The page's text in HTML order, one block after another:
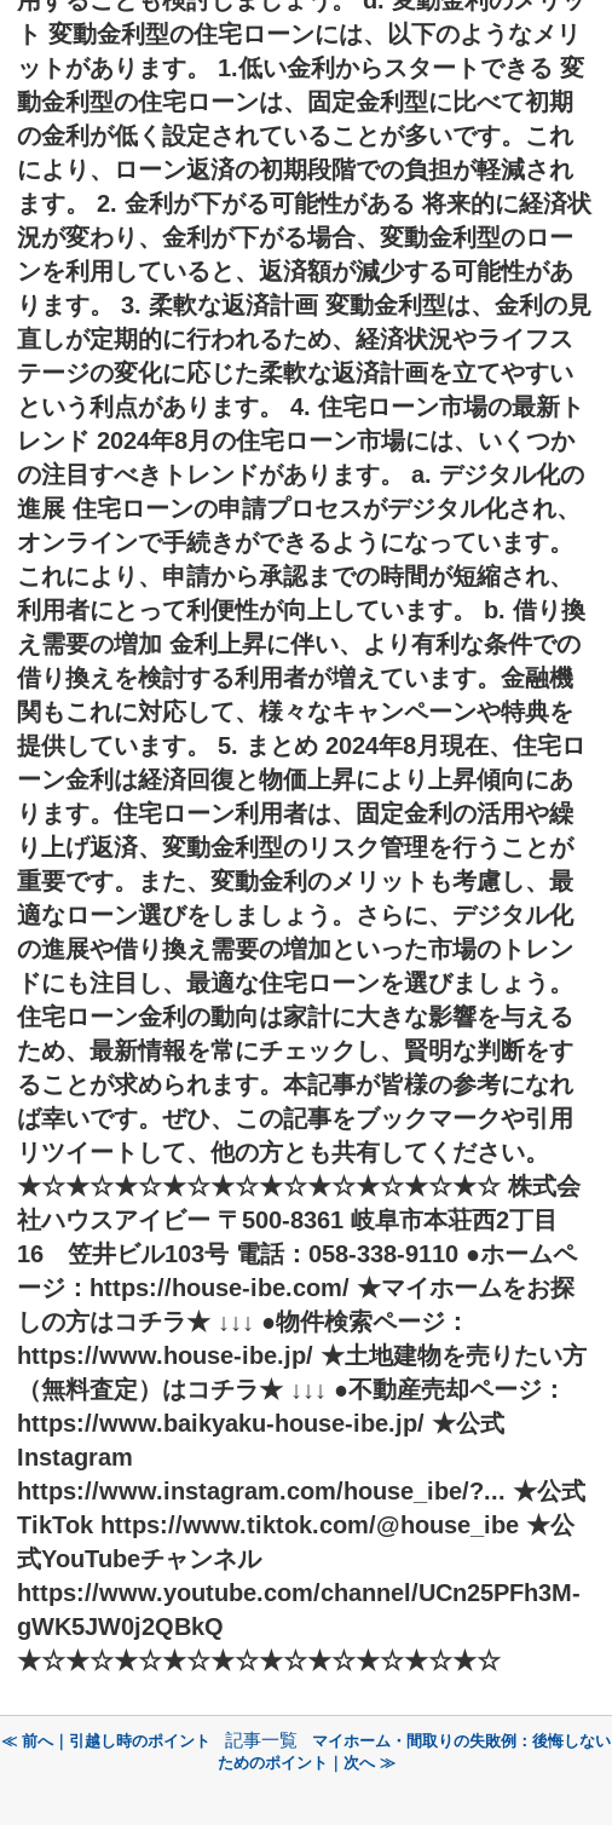
ト 変動金利型の住宅ローンには、以下のようなメリ
ットがあります。 1.低い金利からスタートできる 変
動金利型の住宅ローンは、固定金利型に比べて初期
の金利が低く設定されていることが多いです。これ
により、ローン返済の初期段階での負担が軽減され
ます。 2. 金利が下がる可能性がある 将来的に経済状
況が変わり、金利が下がる場合、変動金利型のロー
ンを利用していると、返済額が減少する可能性があ
ります。 3. 柔軟な返済計画 変動金利型は、金利の見
直しが定期的に行われるため、経済状況やライフス
テージの変化に応じた柔軟な返済計画を立てやすい
という利点があります。 4. 住宅ローン市場の最新ト
レンド 2024年8月の住宅ローン市場には、いくつか
の注目すべきトレンドがあります。 a. デジタル化の
進展 住宅ローンの申請プロセスがデジタル化され、
オンラインで手続きができるようになっています。
これにより、申請から承認までの時間が短縮され、
利用者にとって利便性が向上しています。 b. 借り換
え需要の増加 金利上昇に伴い、より有利な条件での
借り換えを検討する利用者が増えています。金融機
関もこれに対応して、様々なキャンペーンや特典を
提供しています。 5. まとめ 2024年8月現在、住宅ロ
ーン金利は経済回復と物価上昇により上昇傾向にあ
ります。住宅ローン利用者は、固定金利の活用や繰
り上げ返済、変動金利型のリスク管理を行うことが
重要です。また、変動金利のメリットも考慮し、最
適なローン選びをしましょう。さらに、デジタル化
の進展や借り換え需要の増加といった市場のトレン
ドにも注目し、最適な住宅ローンを選びましょう。
住宅ローン金利の動向は家計に大きな影響を与える
ため、最新情報を常にチェックし、賢明な判断をす
ることが求められます。本記事が皆様の参考になれ
ば幸いです。ぜひ、この記事をブックマークや引用
リツイートして、他の方とも共有してください。
★☆★☆★☆★☆★☆★☆★☆★☆★☆★☆ 株式会
社ハウスアイビー 〒500-8361 岐阜市本荘西2丁目
16 笠井ビル103号 電話：058-338-9110 ●ホームペ
ージ：https://house-ibe.com/ ★マイホームをお探
しの方はコチラ★ ↓↓↓ ●物件検索ページ：
https://www.house-ibe.jp/ ★土地建物を売りたい方
（無料査定）はコチラ★ ↓↓↓ ●不動産売却ページ：
https://www.baikyaku-house-ibe.jp/ ★公式
Instagram
https://www.instagram.com/house_ibe/?... ★公式
TikTok https://www.tiktok.com/@house_ibe ★公
式YouTubeチャンネル
https://www.youtube.com/channel/UCn25PFh3M-
gWK5JW0j2QBkQ
★☆★☆★☆★☆★☆★☆★☆★☆★☆★☆
≪ 前へ｜引越し時のポイント 記事一覧
マイホーム・間取りの失敗例：後悔しない
ためのポイント｜次へ ≫